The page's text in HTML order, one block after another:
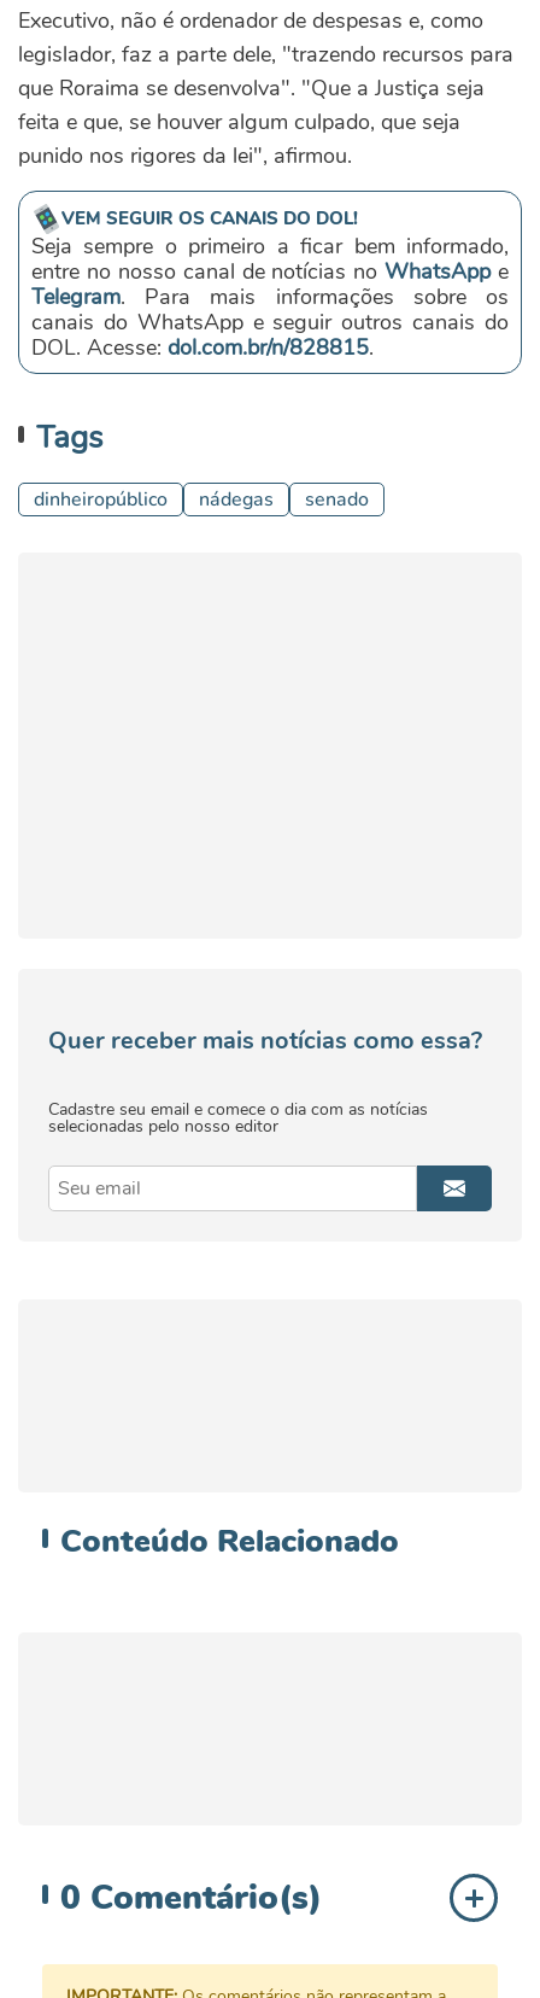
Executivo, não é ordenador de despesas e, como
legislador, faz a parte dele, "trazendo recursos para
que Roraima se desenvolva". "Que a Justiça seja
feita e que, se houver algum culpado, que seja
punido nos rigores da lei", afirmou.
VEM SEGUIR OS CANAIS DO DOL!
Seja sempre o primeiro a ficar bem informado,
entre no nosso canal de notícias noWhatsAppe
Telegram. Para mais informações sobre os
canais do WhatsApp e seguir outros canais do
DOL. Acesse: dol.com.br/n/828815.
Tags
dinheiropúblico nádegas senado
Quer receber mais notícias como essa?
Cadastre seu email e comece o dia com as notícias
selecionadas pelo nosso editor
Conteúdo Relacionado
0 Comentário(s)